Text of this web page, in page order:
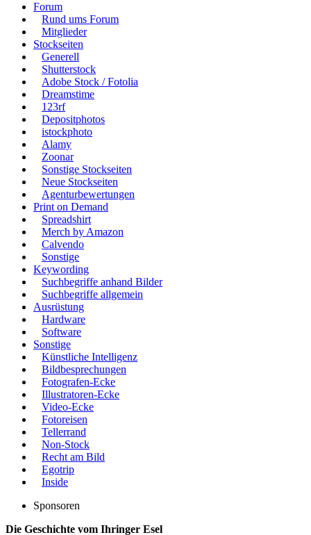
Forum
Rund ums Forum
Mitglieder
Stockseiten
Generell
Shutterstock
Adobe Stock / Fotolia
Dreamstime
123rf
Depositphotos
istockphoto
Alamy
Zoonar
Sonstige Stockseiten
Neue Stockseiten
Agenturbewertungen
Print on Demand
Spreadshirt
Merch by Amazon
Calvendo
Sonstige
Keywording
Suchbegriffe anhand Bilder
Suchbegriffe allgemein
Ausrüstung
Hardware
Software
Sonstige
Künstliche Intelligenz
Bildbesprechungen
Fotografen-Ecke
Illustratoren-Ecke
Video-Ecke
Fotoreisen
Tellerrand
Non-Stock
Recht am Bild
Egotrip
Inside
Sponsoren
Die Geschichte vom Ihringer Esel